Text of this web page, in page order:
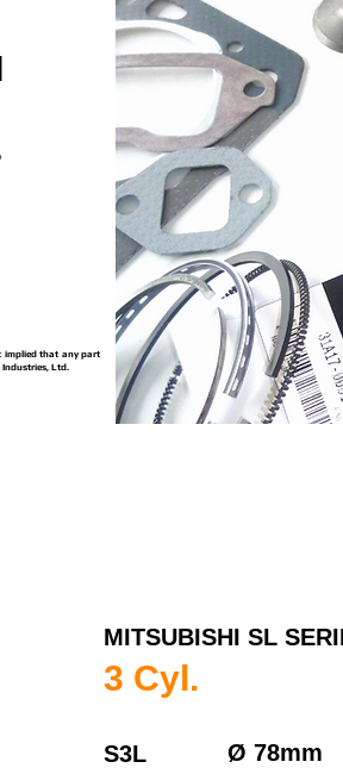
implied that any part
Ltd.
MITSUBISHI SL
3 Cyl.
S3L
Ø 78mm